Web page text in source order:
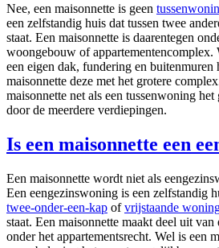
Nee, een maisonnette is geen
een zelfstandig huis dat tussen twee
staat. Een maisonnette is daarentegen
woongebouw of appartementencomplex.
een eigen dak, fundering en buitenmuren
maisonnette deze met het grotere
maisonnette net als een tussenwoning
door de meerdere verdiepingen.
Is een maisonnette een
Een maisonnette wordt niet als
Een eengezinswoning is een zelfstandig
twee-onder-een-kap ofvrijstaande
staat. Een maisonnette maakt deel uit
onder het appartementsrecht. Wel is een